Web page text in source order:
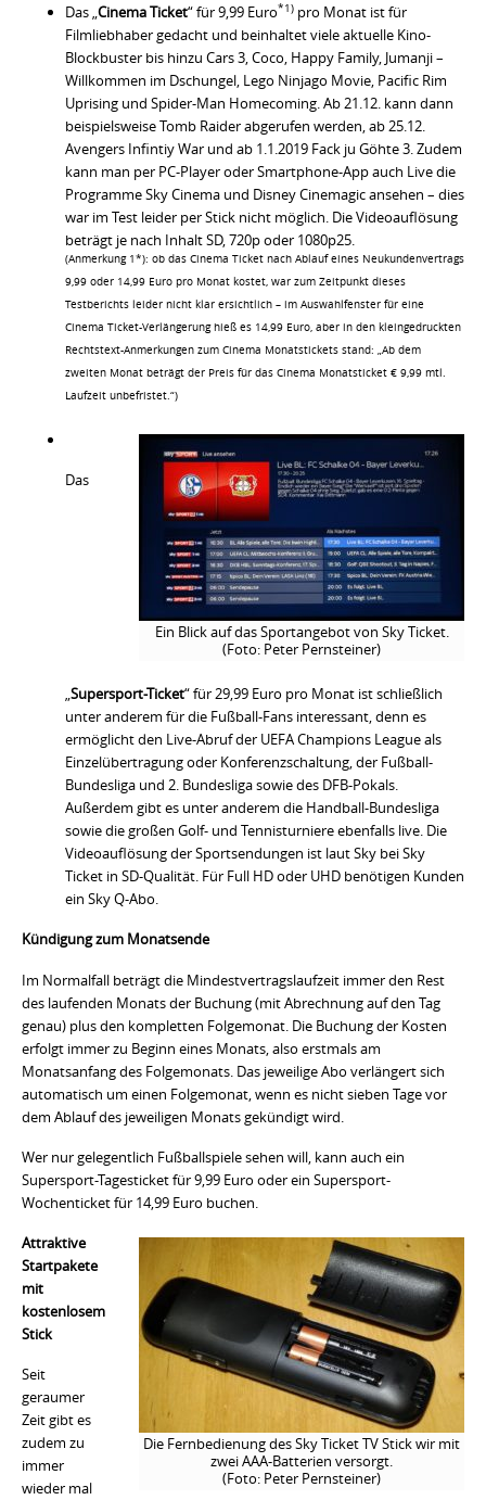
Das „Cinema Ticket“ für 9,99 Euro*1) pro Monat ist für
Filmliebhaber gedacht und beinhaltet viele aktuelle Kino-
Blockbuster bis hinzu Cars 3, Coco, Happy Family, Jumanji –
Willkommen im Dschungel, Lego Ninjago Movie, Pacific Rim
Uprising und Spider-Man Homecoming. Ab 21.12. kann dann
beispielsweise Tomb Raider abgerufen werden, ab 25.12.
Avengers Infintiy War und ab 1.1.2019 Fack ju Göhte 3. Zudem
kann man per PC-Player oder Smartphone-App auch Live die
Programme Sky Cinema und Disney Cinemagic ansehen – dies
war im Test leider per Stick nicht möglich. Die Videoauflösung
beträgt je nach Inhalt SD, 720p oder 1080p25.
(Anmerkung 1*): ob das Cinema Ticket nach Ablauf eines Neukundenvertrags
9,99 oder 14,99 Euro pro Monat kostet, war zum Zeitpunkt dieses
Testberichts leider nicht klar ersichtlich – im Auswahlfenster für eine
Cinema Ticket-Verlängerung hieß es 14,99 Euro, aber in den kleingedruckten
Rechtstext-Anmerkungen zum Cinema Monatstickets stand: „Ab dem
zweiten Monat beträgt der Preis für das Cinema Monatsticket € 9,99 mtl.
Laufzeit unbefristet.“)
Ein Blick auf das Sportangebot von Sky Ticket.
(Foto: Peter Pernsteiner)
Das
„Supersport-Ticket“ für 29,99 Euro pro Monat ist schließlich
unter anderem für die Fußball-Fans interessant, denn es
ermöglicht den Live-Abruf der UEFA Champions League als
Einzelübertragung oder Konferenzschaltung, der Fußball-
Bundesliga und 2. Bundesliga sowie des DFB-Pokals.
Außerdem gibt es unter anderem die Handball-Bundesliga
sowie die großen Golf- und Tennisturniere ebenfalls live. Die
Videoauflösung der Sportsendungen ist laut Sky bei Sky
Ticket in SD-Qualität. Für Full HD oder UHD benötigen Kunden
ein Sky Q-Abo.
Kündigung zum Monatsende
Im Normalfall beträgt die Mindestvertragslaufzeit immer den Rest
des laufenden Monats der Buchung (mit Abrechnung auf den Tag
genau) plus den kompletten Folgemonat. Die Buchung der Kosten
erfolgt immer zu Beginn eines Monats, also erstmals am
Monatsanfang des Folgemonats. Das jeweilige Abo verlängert sich
automatisch um einen Folgemonat, wenn es nicht sieben Tage vor
dem Ablauf des jeweiligen Monats gekündigt wird.
Wer nur gelegentlich Fußballspiele sehen will, kann auch ein
Supersport-Tagesticket für 9,99 Euro oder ein Supersport-
Wochenticket für 14,99 Euro buchen.
Die Fernbedienung des Sky Ticket TV Stick wir mit
zwei AAA-Batterien versorgt.
(Foto: Peter Pernsteiner)
Attraktive
Startpakete
mit
kostenlosem
Stick
Seit
geraumer
Zeit gibt es
zudem zu
immer
wieder mal